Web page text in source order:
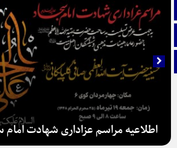
آپارات
اینستاگرام
تلگرام